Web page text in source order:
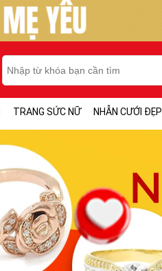
TRANG SỨC NỮ NHẪN CƯỚI ĐẸP